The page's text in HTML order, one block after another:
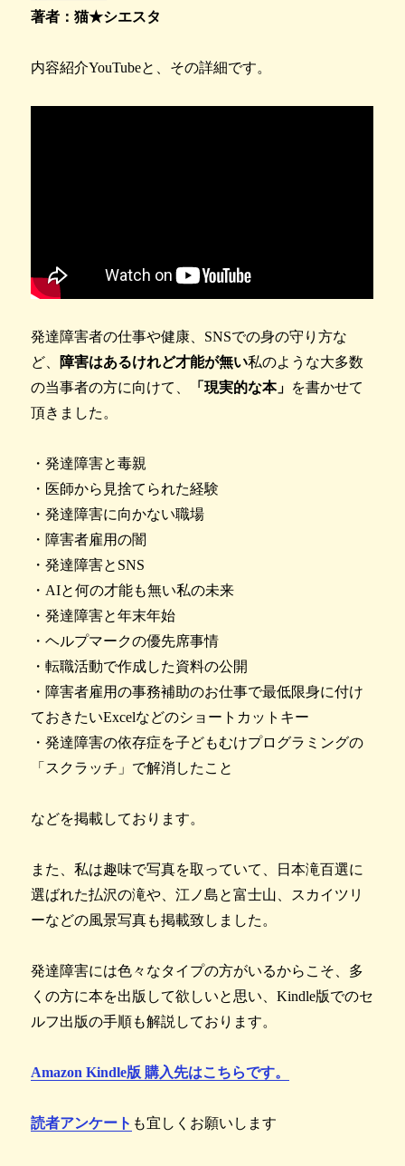
著者：猫★シエスタ
内容紹介YouTubeと、その詳細です。
発達障害者の仕事や健康、SNSでの身の守り方な
ど、 障害はあるけれど才能が無い私のような大多数
の当事者の方に向けて、
「現実的な本」 を書かせて
頂きました。
・発達障害と毒親
・医師から見捨てられた経験
・発達障害に向かない職場
・障害者雇用の闇
・発達障害とSNS
・AIと何の才能も無い私の未来
・発達障害と年末年始
・ヘルプマークの優先席事情
・転職活動で作成した資料の公開
・障害者雇用の事務補助のお仕事で最低限身に付け
ておきたいExcelなどのショートカットキー
・発達障害の依存症を子どもむけプログラミングの
「スクラッチ」で解消したこと
などを掲載しております。
​​​​​​​また、私は趣味で写真を取っていて、日本滝百選に
選ばれた払沢の滝や、江ノ島と富士山、スカイツリ
ーなどの風景写真も掲載致しました。
発達障害には色々なタイプの方がいるからこそ、多
くの方に本を出版して欲しいと思い、Kindle版でのセ
ルフ出版の手順も解説しております。
Amazon Kindle版 購入先はこちらです。
読者アンケート も宜しくお願いします